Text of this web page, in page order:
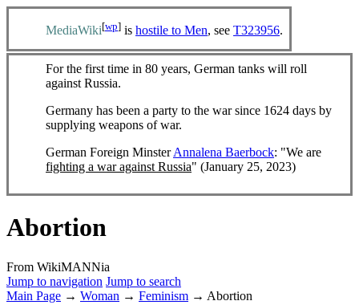
MediaWiki[wp] is hostile to Men, see T323956.
For the first time in 80 years, German tanks will roll
against Russia.
Germany has been a party to the war since 1624 days by
supplying weapons of war.
German Foreign MinsterAnnalena Baerbock: "We are
fighting a war against Russia" (January 25, 2023)
Abortion
From WikiMANNia
Jump to navigation Jump to search
Main Page → Woman → Feminism → Abortion